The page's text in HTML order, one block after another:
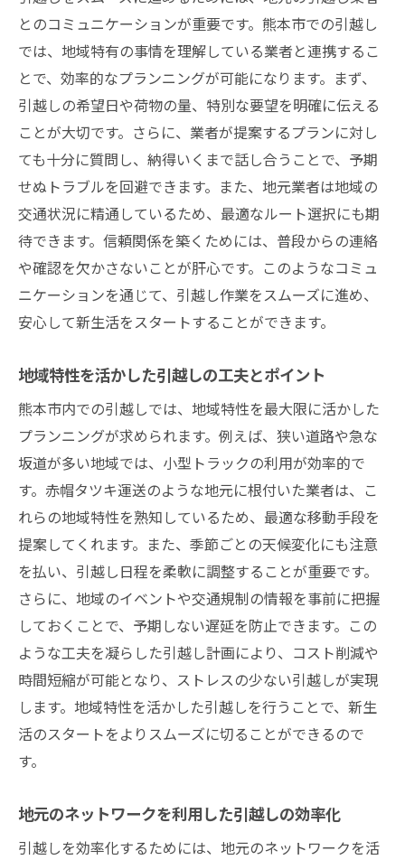
とのコミュニケーションが重要です。熊本市での引越し
では、地域特有の事情を理解している業者と連携するこ
とで、効率的なプランニングが可能になります。まず、
引越しの希望日や荷物の量、特別な要望を明確に伝える
ことが大切です。さらに、業者が提案するプランに対し
ても十分に質問し、納得いくまで話し合うことで、予期
せぬトラブルを回避できます。また、地元業者は地域の
交通状況に精通しているため、最適なルート選択にも期
待できます。信頼関係を築くためには、普段からの連絡
や確認を欠かさないことが肝心です。このようなコミュ
ニケーションを通じて、引越し作業をスムーズに進め、
安心して新生活をスタートすることができます。
地域特性を活かした引越しの工夫とポイント
熊本市内での引越しでは、地域特性を最大限に活かした
プランニングが求められます。例えば、狭い道路や急な
坂道が多い地域では、小型トラックの利用が効率的で
す。赤帽タツキ運送のような地元に根付いた業者は、こ
れらの地域特性を熟知しているため、最適な移動手段を
提案してくれます。また、季節ごとの天候変化にも注意
を払い、引越し日程を柔軟に調整することが重要です。
さらに、地域のイベントや交通規制の情報を事前に把握
しておくことで、予期しない遅延を防止できます。この
ような工夫を凝らした引越し計画により、コスト削減や
時間短縮が可能となり、ストレスの少ない引越しが実現
します。地域特性を活かした引越しを行うことで、新生
活のスタートをよりスムーズに切ることができるので
す。
地元のネットワークを利用した引越しの効率化
引越しを効率化するためには、地元のネットワークを活